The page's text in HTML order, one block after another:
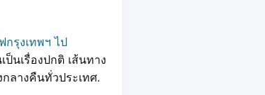
กรุงเทพฯ ไป
นเรื่องปกติ เส้นทาง
ลางคืนทั่วประเทศ.